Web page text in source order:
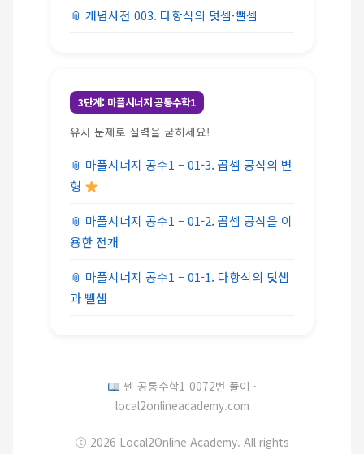
개념사전 003. 다항식의 덧셈·뺄셈
3단계: 마플시너지 공통수학1
유사 문제로 실력을 굳히세요!
마플시너지 공수1 – 01-3. 곱셈 공식의 변
형
마플시너지 공수1 – 01-2. 곱셈 공식을 이
용한 전개
마플시너지 공수1 – 01-1. 다항식의 덧셈
과 뺄셈
쎈 공통수학1 0072번 풀이 ·
local2onlineacademy.com
ⓒ 2026 Local2Online Academy. All rights